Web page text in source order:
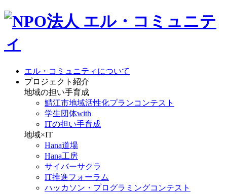
エル・コミュニティについて
プロジェクト紹介
地域の担い手育成
鯖江市地域活性化プランコンテスト
学生団体with
ITの担い手育成
地域×IT
Hana道場
Hana工房
サイバーサクラ
IT推進フォーラム
ハッカソン・プログラミングコンテスト